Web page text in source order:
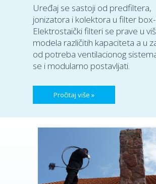
Uređaj se sastoji od predfiltera,
jonizatora i kolektora u filter
Elektrostaički filteri se prave u
modela različitih kapaciteta a u
od potreba ventilacionog
se i modularno postavljati.
Pročitaj više »